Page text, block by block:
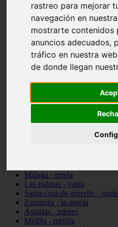
rastreo para mejorar
navegación en
mostrarte contenidos
anuncios adecuados,
tráfico en nuestra
de donde llegan
Asturias - oviedo
Cádiz - el-puerto-de-santa-
Asturias - aller
álava - vitoria-gasteiz
Málaga - marbella
Zaragoza - zaragoza
Barcelona - barcelona
Valencia - valencia
Toledo - seseña
Cantabria - val-de-san-
Málaga - ronda
Las-palmas - yaiza
Santa-cruz-de-tenerife -
Zaragoza - la-muela
Asturias - mieres
Melilla - melilla